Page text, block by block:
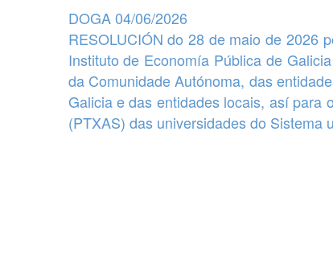
DOGA 04/06/2026
RESOLUCIÓN do 28 de maio de 2026
Instituto de Economía Pública de
da Comunidade Autónoma, das
Galicia e das entidades locais, así para
(PTXAS) das universidades do Sistema